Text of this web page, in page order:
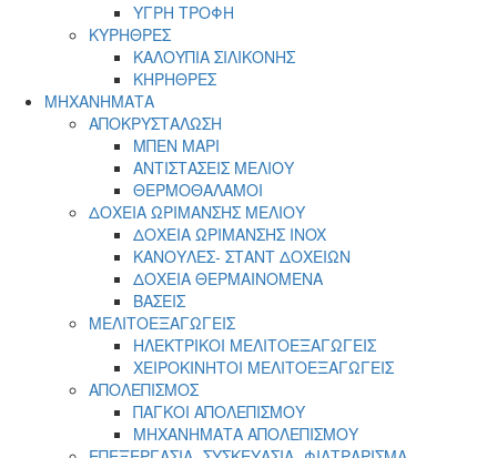
ΥΓΡΗ ΤΡΟΦΗ
ΚΥΡΗΘΡΕΣ
ΚΑΛΟΥΠΙΑ ΣΙΛΙΚΟΝΗΣ
ΚΗΡΗΘΡΕΣ
ΜΗΧΑΝΗΜΑΤΑ
ΑΠΟΚΡΥΣΤΑΛΩΣΗ
ΜΠΕΝ ΜΑΡΙ
ΑΝΤΙΣΤΑΣΕΙΣ ΜΕΛΙΟΥ
ΘΕΡΜΟΘΑΛΑΜΟΙ
ΔΟΧΕΙΑ ΩΡΙΜΑΝΣΗΣ ΜΕΛΙΟΥ
ΔΟΧΕΙΑ ΩΡΙΜΑΝΣΗΣ INOX
ΚΑΝΟΥΛΕΣ- ΣΤΑΝΤ ΔΟΧΕΙΩΝ
ΔΟΧΕΙΑ ΘΕΡΜΑΙΝΟΜΕΝΑ
ΒΑΣΕΙΣ
ΜΕΛΙΤΟΕΞΑΓΩΓΕΙΣ
ΗΛΕΚΤΡΙΚΟΙ ΜΕΛΙΤΟΕΞΑΓΩΓΕΙΣ
ΧΕΙΡΟΚΙΝΗΤΟΙ ΜΕΛΙΤΟΕΞΑΓΩΓΕΙΣ
ΑΠΟΛΕΠΙΣΜΟΣ
ΠΑΓΚΟΙ ΑΠΟΛΕΠΙΣΜΟΥ
ΜΗΧΑΝΗΜΑΤΑ ΑΠΟΛΕΠΙΣΜΟΥ